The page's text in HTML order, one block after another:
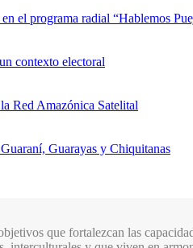
el programa radial “Hablemos
contexto electoral
Red Amazónica Satelital
Guarayas y Chiquitanas
que fortalezcan las